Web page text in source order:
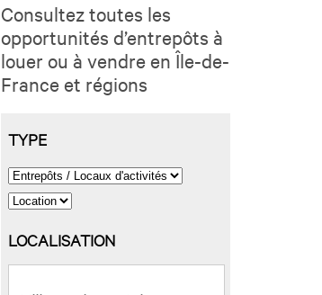
Consultez toutes les
opportunités d’entrepôts à
louer ou à vendre en Île-de-
France et régions